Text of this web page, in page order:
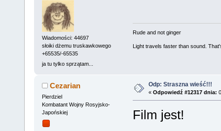
Wiadomości: 44697
słoiki dżemu truskawkowego
+65535/-65535
ja tu tylko sprzątam...
Rude and not ginger
Light travels faster than sound.
Cezarian
Pierdziel
Kombatant Wojny Rosyjsko-
Japońskiej
Odp: Straszna wieść!!!
« Odpowiedź #12317 dnia:
Film jest!